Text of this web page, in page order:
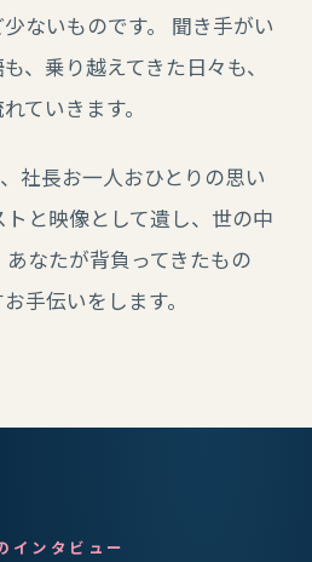
ないものです。 聞き手がい
、乗り越えてきた日々も、
ていきます。
社長お一人おひとりの思い
と映像として遺し、世の中
なたが背負ってきたもの
手伝いをします。
インタビュー